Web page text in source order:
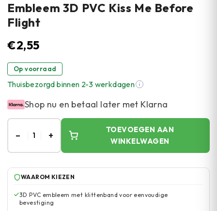
Embleem 3D PVC Kiss Me Before
Flight
€2,55
Op voorraad
Thuisbezorgd binnen 2-3 werkdagen
Shop nu en betaal later met Klarna
– 1 +
TOEVOEGEN AAN
WINKELWAGEN
WAAROM KIEZEN
3D PVC embleem met klittenband voor eenvoudige
bevestiging